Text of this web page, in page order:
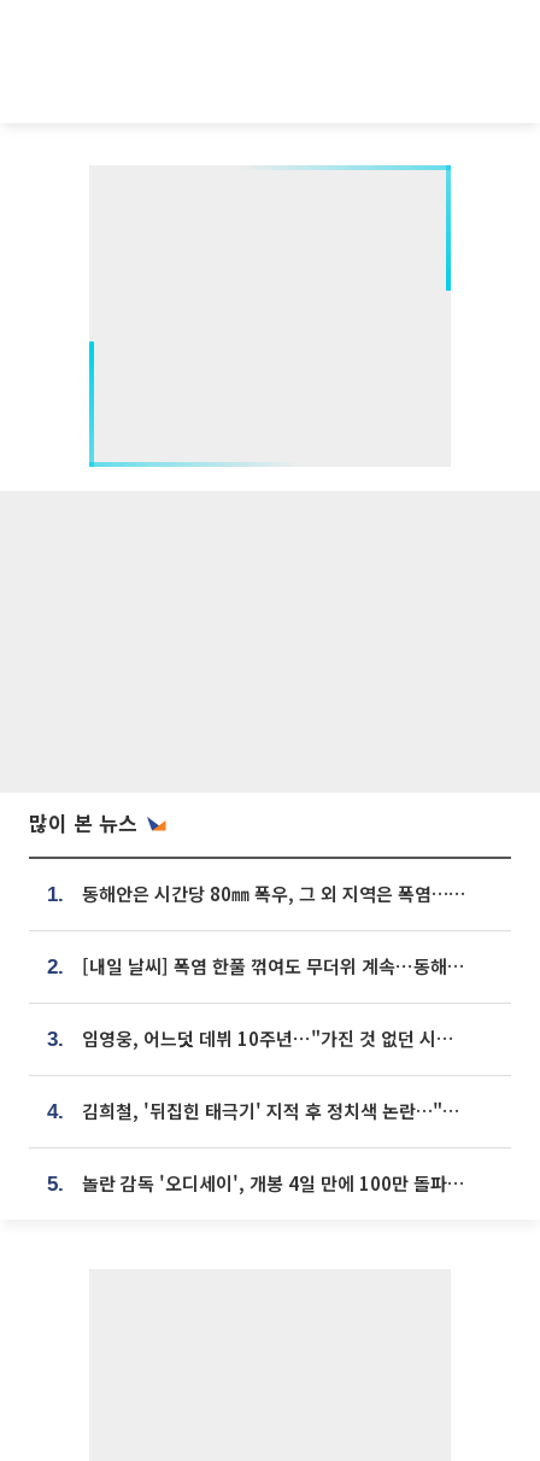
많이 본 뉴스
1. 동해안은 시간당 80㎜ 폭우, 그 외 지역은 폭염…‘극과 극 날씨’
2. [내일 날씨] 폭염 한풀 꺾여도 무더위 계속⋯동해안 이틀 연속 비
3. 임영웅, 어느덧 데뷔 10주년⋯"가진 것 없던 시절, 내 앞엔 20명의 팬뿐"
4. 김희철, '뒤집힌 태극기' 지적 후 정치색 논란…"좌우 떠나 우리나라 국기"
5. 놀란 감독 '오디세이', 개봉 4일 만에 100만 돌파⋯'왕사남' 보다 빠르다